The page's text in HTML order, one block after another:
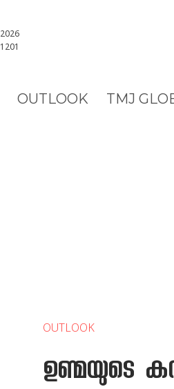
2026
1201
OUTLOOK TMJ
OUTLOOK
ഉണ്മയുടെ